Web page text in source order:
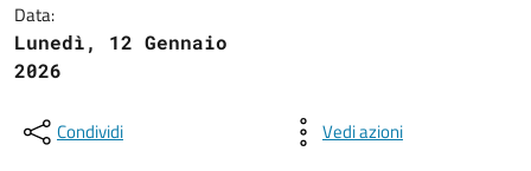
Data:
Lunedì, 12 Gennaio
2026
Condividi Vedi azioni